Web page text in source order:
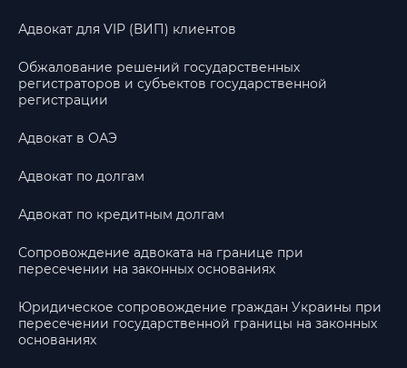
Адвокат для VIP (ВИП) клиентов
Обжалование решений государственных
регистраторов и субъектов государственной
регистрации
Адвокат в ОАЭ
Адвокат по долгам
Адвокат по кредитным долгам
Сопровождение адвоката на границе при
пересечении на законных основаниях
Юридическое сопровождение граждан Украины при
пересечении государственной границы на законных
основаниях